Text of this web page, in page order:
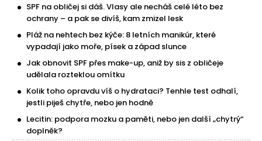
SPF na obličej si dáš. Vlasy ale necháš celé léto bez
ochrany – a pak se divíš, kam zmizel lesk
Pláž na nehtech bez kýče: 8 letních manikúr, které
vypadají jako moře, písek a západ slunce
Jak obnovit SPF přes make-up, aniž by sis z obličeje
udělala rozteklou omítku
Kolik toho opravdu víš o hydrataci? Tenhle test odhalí,
jestli piješ chytře, nebo jen hodně
Lecitin: podpora mozku a paměti, nebo jen další „chytrý“
doplněk?